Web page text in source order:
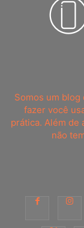
Somos um blog
fazer você
prática. Além de
não